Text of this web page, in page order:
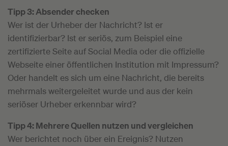
Tipp 3: Absender checken
Wer ist der Urheber der Nachricht? Ist er
identifizierbar? Ist er seriös, zum Beispiel eine
zertifizierte Seite auf Social Media oder die offizielle
Webseite einer öffentlichen Institution mit Impressum?
Oder handelt es sich um eine Nachricht, die bereits
mehrmals weitergeleitet wurde und aus der kein
seriöser Urheber erkennbar wird?
Tipp 4: Mehrere Quellen nutzen und vergleichen
Wer berichtet noch über ein Ereignis? Nutzen